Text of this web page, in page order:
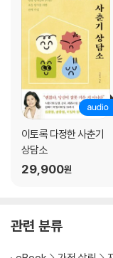
::: 이토록 다정한 엄마의
2장 관계가 망가지면 아
사춘기의 강을 현명하게
‘너와 나’의 부족함을
를 관찰하는 시간을 늘리자
도대체 왜 대화가 안 될까
관계가 좋아야 말이 먹
리더십이 있으면 좋겠어요
이토록 다정한 사춘기
상담소
29,900원
관련 분류